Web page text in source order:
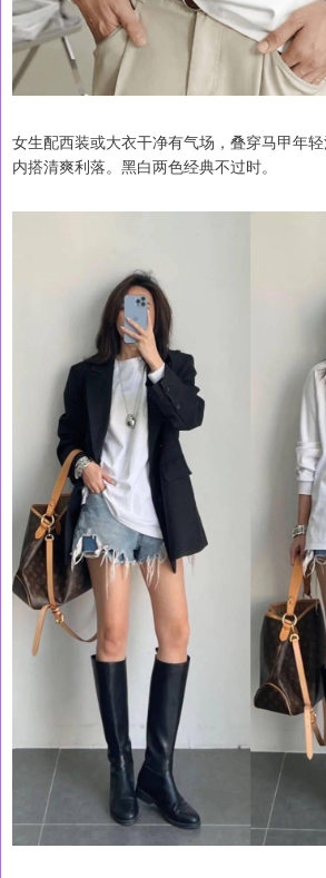
女生配西装或大衣干净有气场，叠穿马甲年
内搭清爽利落。黑白两色经典不过时。